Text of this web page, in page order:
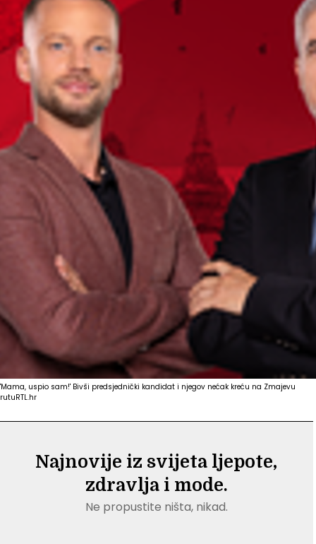
'Mama, uspio sam!' Bivši predsjednički kandidat i njegov nećak kreću na Zmajevu
rutuRTL.hr
Najnovije iz svijeta ljepote,
zdravlja i mode.
Ne propustite ništa, nikad.